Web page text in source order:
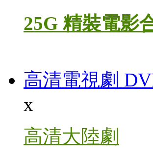
25G 精裝電影
高清電視劇
x
高清大陸劇